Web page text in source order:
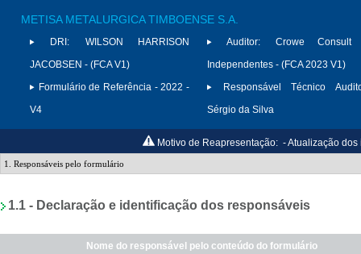
METISA METALURGICA TIMBOENSE S.A.
DRI:
WILSON HARRISON
JACOBSEN - (FCA V1)
Formulário de Referência - 2022 -
V4
Auditor:
Crowe Consult
Independentes - (FCA 2023 V1)
Responsável Técnico
Sérgio da Silva
Motivo de Reapresentação: - Atualização dos